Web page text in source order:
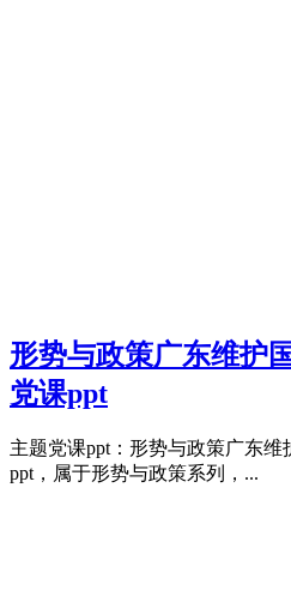
形势与政策广东维护
党课ppt
主题党课ppt：形势与政策广东
ppt，属于形势与政策系列，...